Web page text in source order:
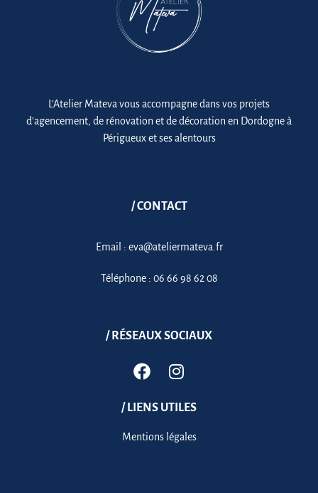
L’Atelier Mateva vous accompagne dans vos projets
d’agencement, de rénovation et de décoration en Dordogne à
Périgueux et ses alentours
/ CONTACT
Email : eva@ateliermateva.fr
Téléphone : 06 66 98 62 08
/ RÉSEAUX SOCIAUX
/ LIENS UTILES
Mentions légales